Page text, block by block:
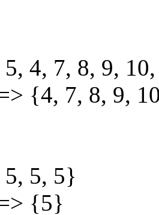
4, 7, 8, 9,
{4, 7, 8, 9,
5, 5}
{5}